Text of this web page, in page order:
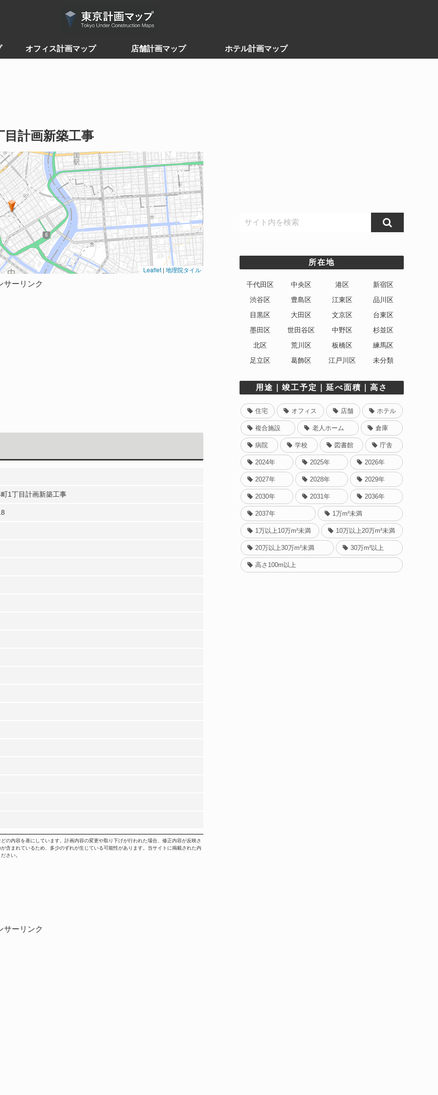
オフィス計画マップ 店舗計画マップ ホテル計画マップ
目計画新築工事
Leaflet | 地理院タイル
サーリンク
1丁目計画新築工事
内容を基にしています。計画内容の変更や取り下げが行われた場合、修正内容が反映さ
含まれているため、多少のずれが生じている可能性があります。当サイトに掲載された内
さい。
サーリンク
所在地
千代田区 中央区 港区
新宿区
渋谷区
豊島区 江東区
品川区
目黒区
大田区 文京区
台東区
墨田区
世田谷区 中野区
杉並区
北区
荒川区 板橋区
練馬区
足立区
葛飾区 江戸川区 未分類
用途｜竣工予定｜延べ面積｜高さ
住宅 オフィス 店舗 ホテル
複合施設 老人ホーム 倉庫
病院 学校 図書館 庁舎
2024年 2025年 2026年
2027年 2028年 2029年
2030年 2031年 2036年
2037年 1万m²未満
1万以上10万m²未満 10万以上20万m²未満
20万以上30万m²未満 30万m²以上
高さ100m以上